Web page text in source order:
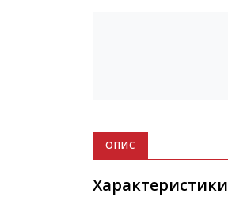
ОПИС
Характеристики